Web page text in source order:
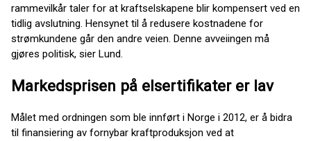
rammevilkår taler for at kraftselskapene blir kompensert ved en
tidlig avslutning. Hensynet til å redusere kostnadene for
strømkundene går den andre veien. Denne avveiingen må
gjøres politisk, sier Lund.
Markedsprisen på elsertifikater er lav
Målet med ordningen som ble innført i Norge i 2012, er å bidra
til finansiering av fornybar kraftproduksjon ved at